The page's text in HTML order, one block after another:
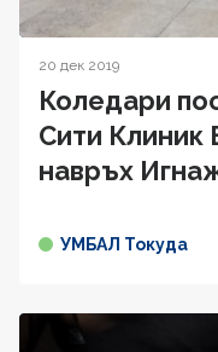
20 дек 2019
Коледари
Сити Клиник
навръх
УМБАЛ Токуда